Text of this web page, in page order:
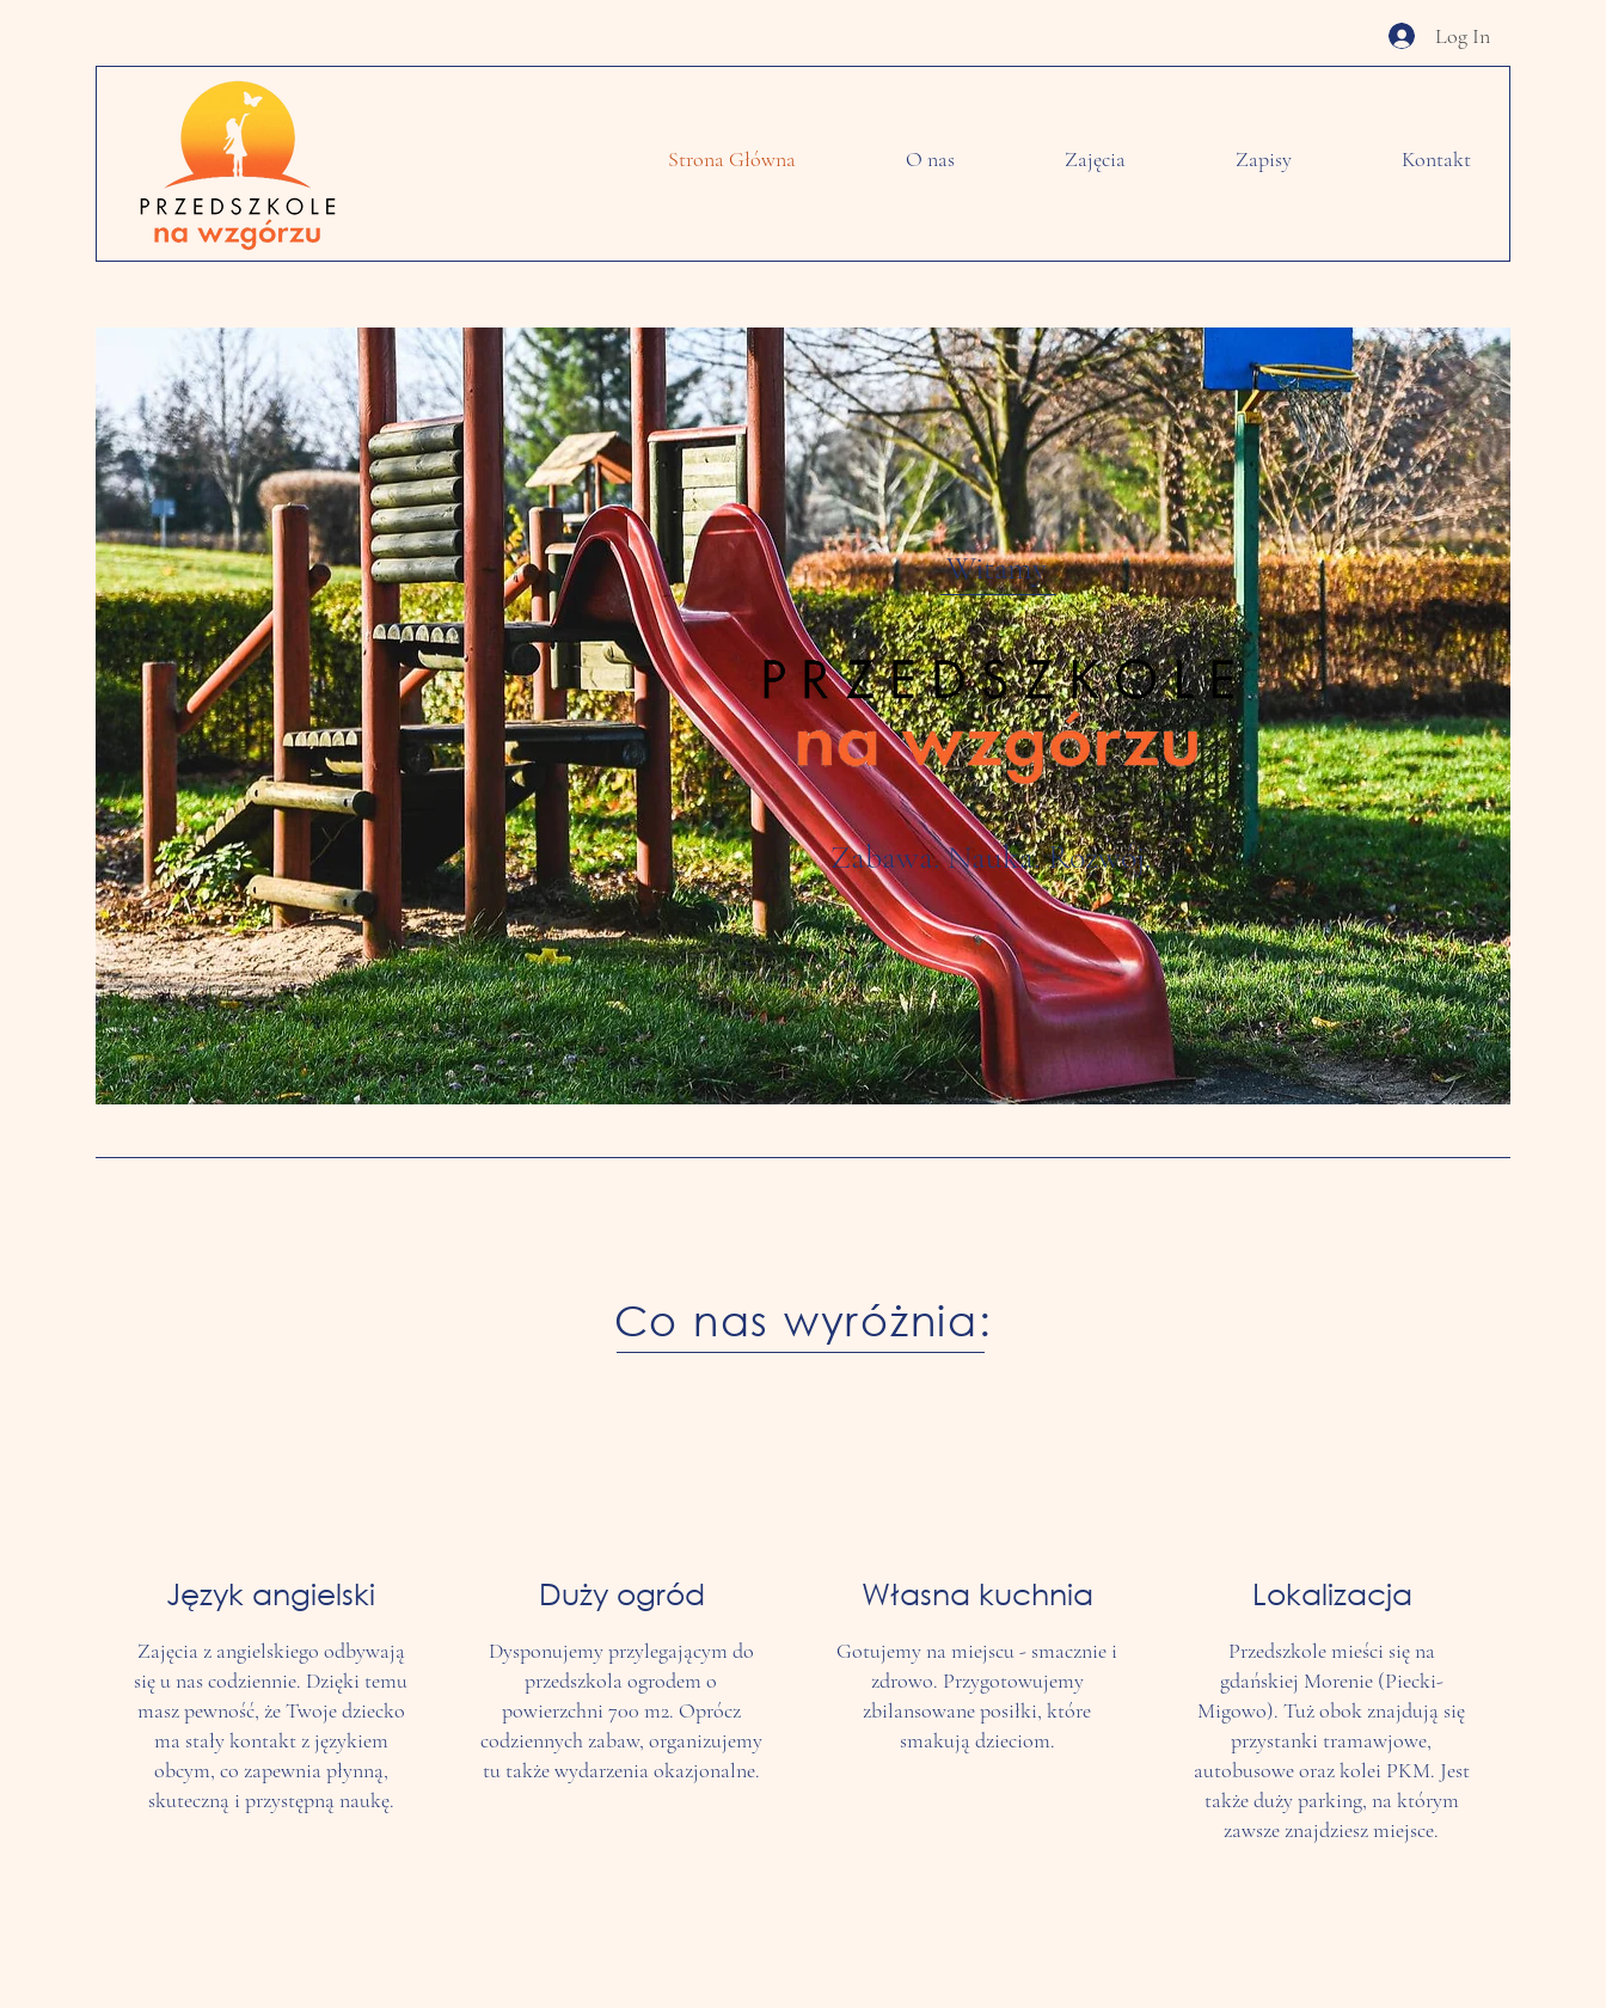
Log In
Strona Główna O nas Zajęcia Zapisy Kontakt
Witamy
Zabawa. Nauka. Rozwój.
Co nas wyróżnia:
Język angielski
Zajęcia z angielskiego odbywają
się u nas codziennie. Dzięki temu
masz pewność, że Twoje dziecko
ma stały kontakt z językiem
obcym, co zapewnia płynną,
skuteczną i przystępną naukę.
Duży ogród
Dysponujemy przylegającym do
przedszkola ogrodem o
powierzchni 700 m2. Oprócz
codziennych zabaw, organizujemy
tu także wydarzenia okazjonalne.
Własna kuchnia
Gotujemy na miejscu - smacznie i
zdrowo. Przygotowujemy
zbilansowane posiłki, które
smakują dzieciom.
Lokalizacja
Przedszkole mieści się na
gdańskiej Morenie (Piecki-
Migowo). Tuż obok znajdują się
przystanki tramawjowe,
autobusowe oraz kolei PKM. Jest
także duży parking, na którym
zawsze znajdziesz miejsce.